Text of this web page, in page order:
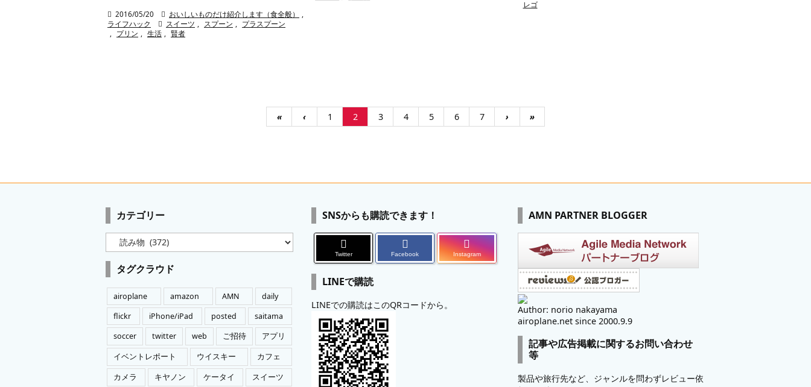
 2016/05/20  おいしいものだけ紹介します（食全般）
,
ライフハック
 スイーツ , スプーン , プラスプーン
, プリン , 生活 , 賢者
レゴ
« ‹ 1 2 3 4 5 6 7 › »
カテゴリー
テ
ゴ
リ
ー
タグクラウド
airoplane amazon AMN
daily
flickr
iPhone/iPad posted
saitama
soccer
twitter web ご招待
アプリ
イベントレポート
ウイスキー
カフェ
カメラ
キヤノン ケータイ スイーツ
SNSからも購読できます！
Twitter Facebook Instagram
LINEで購読
LINEでの購読はこのQRコードから。
AMN PARTNER BLOGGER
Author: norio nakayama
airoplane.net since 2000.9.9
記事や広告掲載に関するお問い合わせ
等
製品や旅行先など、ジャンルを問わずレビュー依